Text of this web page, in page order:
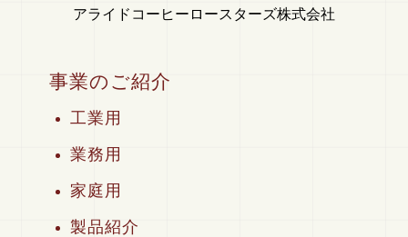
アライドコーヒーロースターズ株式会社
事業のご紹介
工業用
業務用
家庭用
製品紹介